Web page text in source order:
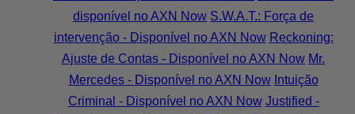
disponível no AXN Now S.W.A.T.: Força de
intervenção - Disponível no AXN Now Reckoning:
Ajuste de Contas - Disponível no AXN Now Mr.
Mercedes - Disponível no AXN Now Intuição
Criminal - Disponível no AXN Now Justified -